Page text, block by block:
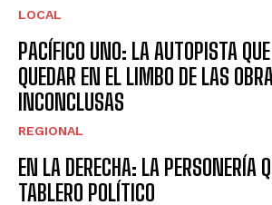
LOCAL
PACÍFICO UNO: LA AUTOPISTA
QUEDAR EN EL LIMBO DE LAS
INCONCLUSAS
REGIONAL
EN LA DERECHA: LA PERSONERÍA
TABLERO POLÍTICO